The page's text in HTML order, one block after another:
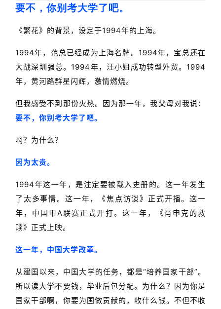
要不，你别考大学了吧。
《繁花》的背景，设定于1994年的上海。
1994年，范总已经成为上海名牌。1994年，宝总还在
大战深圳强总。1994年，汪小姐成功转型外贸。1994
年，黄河路群星闪辉，激情燃烧。
但我感受不到那份火热。因为那一年，我父母对我说：
要不，你别考大学了吧。
啊？为什么？
因为太贵。
1994年这一年，是注定要被载入史册的。这一年发生
了太多事情。这一年，《焦点访谈》正式开播。这一
年，中国甲A联赛正式开打。这一年，《肖申克的救
赎》正式上映。
这一年，中国大学改革。
从建国以来，中国大学的任务，都是“培养国家干部”。
所以读大学不要钱，毕业后包分配。为什么？因为你是
国家干部啊，你要为国做贡献的，收什么钱。不但不收